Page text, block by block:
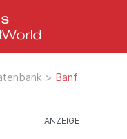
> Banf